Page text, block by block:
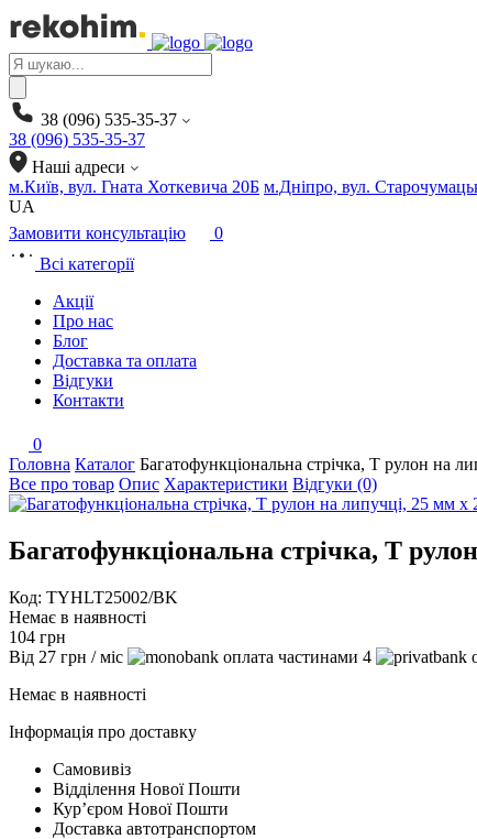
Products
search
38 (096) 535-35-37
38 (096) 535-35-37
Наші адреси
м.Київ, вул. Гната Хоткевича 20Б м.Дніпро, вул.
UA
Замовити консультацію
0
Всі категорії
Акції
Про нас
Блог
Доставка та оплата
Відгуки
Контакти
0
Головна Каталог Багатофункціональна стрічка, Т рулон на
Все про товар Опис Характеристики Відгуки (0)
Багатофункціональна стрічка, Т
Код: TYHLT25002/BK
Немає в наявності
104 грн
Від 27 грн / міс 4
Немає в наявності
Інформація про доставку
Самовивіз
Відділення Нової Пошти
Курʼєром Нової Пошти
Доставка автотранспортом